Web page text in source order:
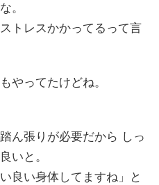
。
トレスかかってるって言
やってたけどね。
ん張りが必要だから しっ
いと。
良い身体してますね」と